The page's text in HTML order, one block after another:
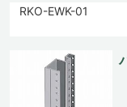
RKO-EWK-01